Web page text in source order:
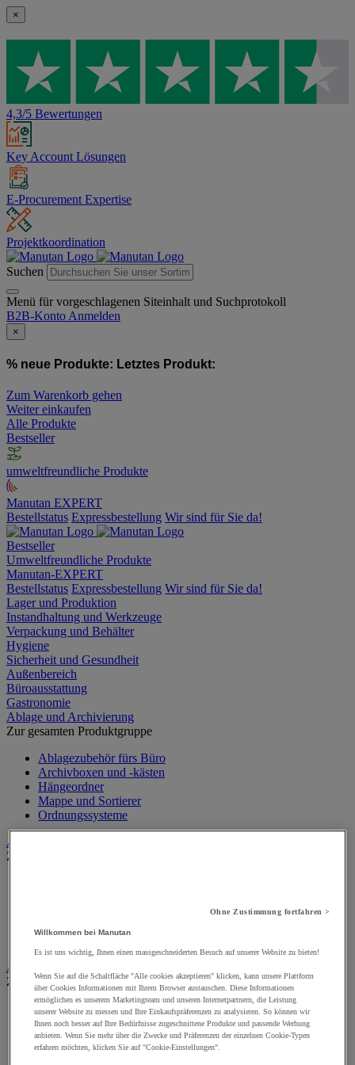
×
4,3/5 Bewertungen
Key Account Lösungen
E-Procurement Expertise
Projektkoordination
Suchen
Menü für vorgeschlagenen Siteinhalt und Suchprotokoll
B2B-Konto Anmelden
×
% neue Produkte: Letztes Produkt:
Zum Warenkorb gehen
Weiter einkaufen
Alle Produkte
Bestseller
umweltfreundliche Produkte
Manutan EXPERT
Bestellstatus Expressbestellung Wir sind für Sie da!
Bestseller
Umweltfreundliche Produkte
Manutan-EXPERT
Bestellstatus Expressbestellung Wir sind für Sie da!
Lager und Produktion
Instandhaltung und Werkzeuge
Verpackung und Behälter
Hygiene
Sicherheit und Gesundheit
Außenbereich
Büroausstattung
Gastronomie
Ablage und Archivierung
Zur gesamten Produktgruppe
Ablagezubehör fürs Büro
Archivboxen und -kästen
Hängeordner
Mappe und Sortierer
Ordnungssysteme
Audiovisuell
Zur gesamten Produktgruppe
Aufsteller
Zur gesamten Produktgruppe
Aufsteller auf Füßen
Mobiler Aufsteller
Tischaufsteller
Wand-Display
Ohne Zustimmung fortfahren >
Willkommen bei Manutan
Es ist uns wichtig, Ihnen einen massgeschneiderten Besuch auf unserer Website zu bieten!
Wenn Sie auf die Schaltfläche "Alle cookies akzeptieren" klicken, kann unsere Plattform
über Cookies Informationen mit Ihrem Browser austauschen. Diese Informationen
ermöglichen es unserem Marketingteam und unseren Internetpartnern, die Leistung
unserer Website zu messen und Ihre Einkaufspräferenzen zu analysieren. So können wir
Ihnen noch besser auf Ihre Bedürfnisse zugeschnittene Produkte und passende Werbung
anbieten. Wenn Sie mehr über die Zwecke und Präferenzen der einzelnen Cookie-Typen
erfahren möchten, klicken Sie auf "Cookie-Einstellungen".